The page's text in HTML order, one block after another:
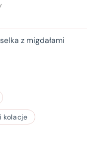
z migdałami
kolacje